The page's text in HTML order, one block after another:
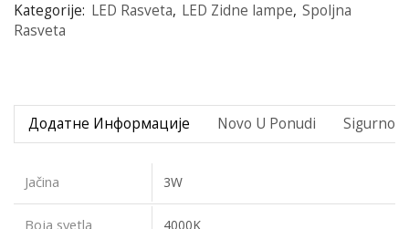
Kategorije: LED Rasveta, LED Zidne lampe, Spoljna
Rasveta
Додатне Информације Novo U Ponudi Sigurno
Jačina 3W
Boja svetla 4000K